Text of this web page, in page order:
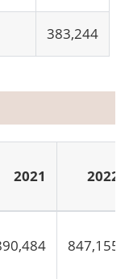
383,244
2021 2022
847,155